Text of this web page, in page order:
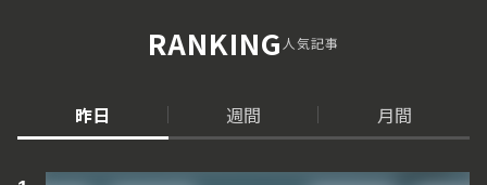
RANKING人気記事
昨日 週間 月間